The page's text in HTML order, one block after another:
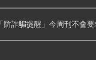
「防詐騙提醒」今周刊不會